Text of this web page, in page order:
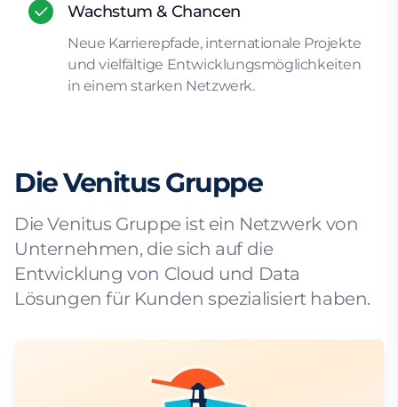
Wachstum & Chancen
Neue Karrierepfade, internationale Projekte
und vielfältige Entwicklungsmöglichkeiten
in einem starken Netzwerk.
Die Venitus Gruppe
Die Venitus Gruppe ist ein Netzwerk von
Unternehmen, die sich auf die
Entwicklung von Cloud und Data
Lösungen für Kunden spezialisiert haben.